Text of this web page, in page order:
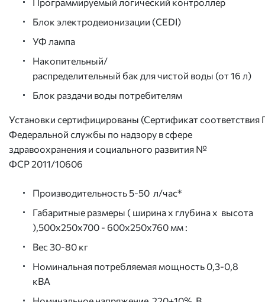
Блок электродеионизации (CEDI)
УФ лампа
Накопительный/
распределительный бак для чистой воды (от 16 л)
Блок раздачи воды потребителям
Установки сертифицированы (Сертификат
Федеральной службы по надзору в сфере
здравоохранения и социального развития №
ФСР 2011/10606
Производительность5-50 л/час*
Габаритные размеры ( ширина х глубина х высота
),500х250х700 - 600х250х760 мм :
Вес 30-80 кг
Номинальная потребляемая мощность 0,3-0,8
кВА